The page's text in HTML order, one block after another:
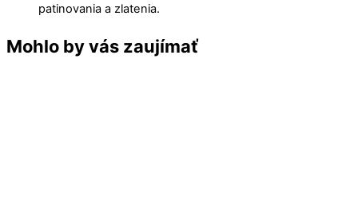
patinovania a zlatenia.
Mohlo by vás zaujímať